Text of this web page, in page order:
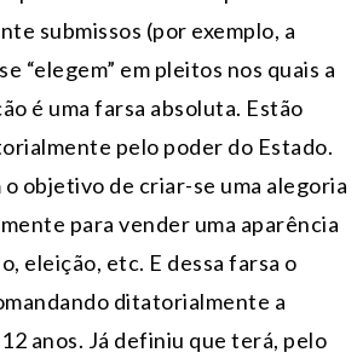
submissos (por exemplo, a
“elegem” em pleitos nos quais a
é uma farsa absoluta. Estão
pelo poder do Estado.
o objetivo de criar-se uma alegoria
para vender uma aparência
eleição, etc. E dessa farsa o
ditatorialmente a
12 anos. Já definiu que terá, pelo